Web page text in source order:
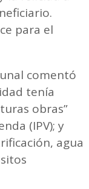
para el
comentó
tenía
obras”
(IPV); y
agua